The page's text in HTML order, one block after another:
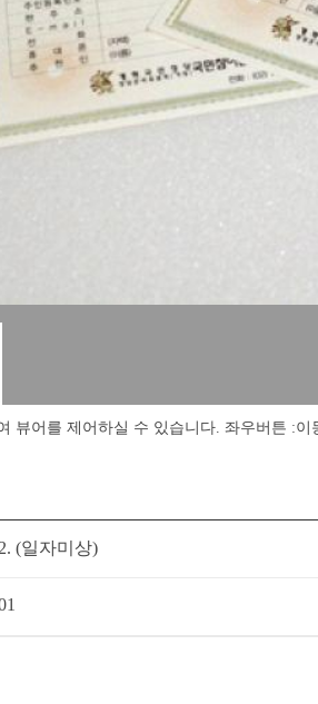
뷰어를 제어하실 수 있습니다. 좌우버튼 :
(일자미상)